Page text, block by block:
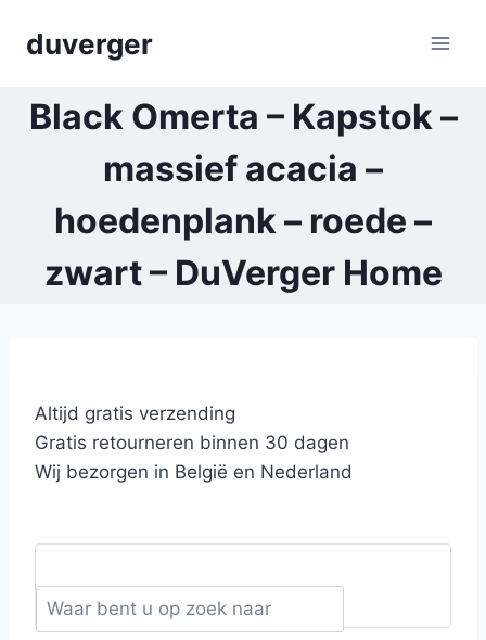
duverger
Black Omerta – Kapstok –
massief acacia –
hoedenplank – roede –
zwart – DuVerger Home
Altijd gratis verzending
Gratis retourneren binnen 30 dagen
Wij bezorgen in België en Nederland